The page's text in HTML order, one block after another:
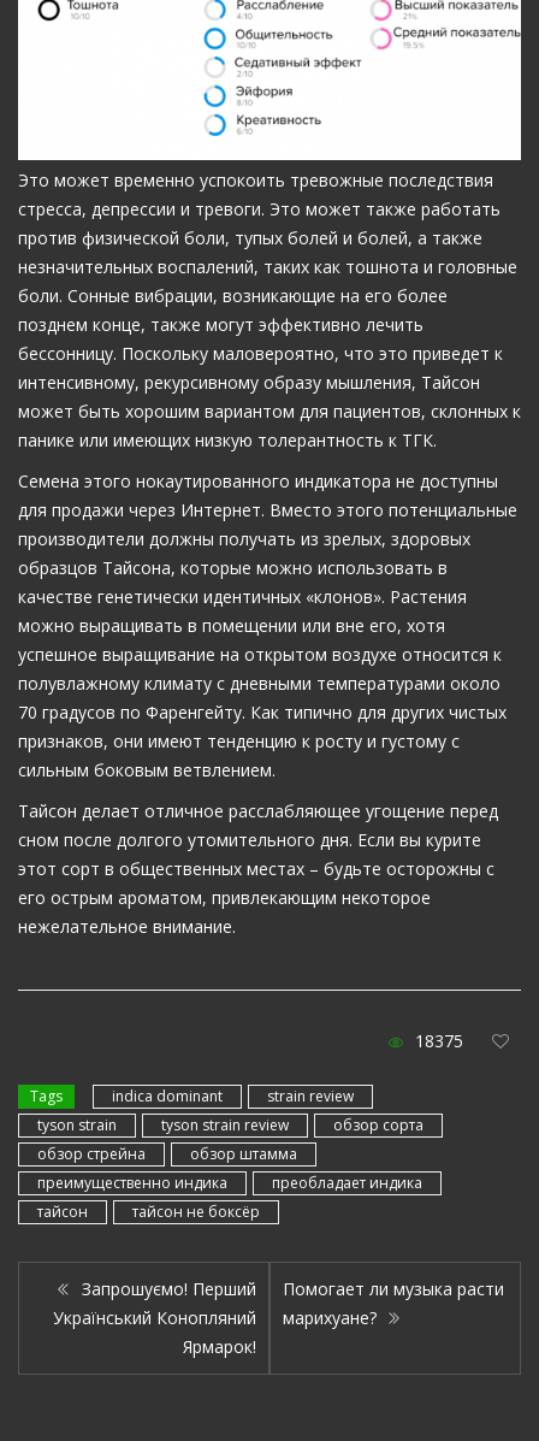
Это может временно успокоить тревожные последствия
стресса, депрессии и тревоги. Это может также работать
против физической боли, тупых болей и болей, а также
незначительных воспалений, таких как тошнота и головные
боли. Сонные вибрации, возникающие на его более
позднем конце, также могут эффективно лечить
бессонницу. Поскольку маловероятно, что это приведет к
интенсивному, рекурсивному образу мышления, Тайсон
может быть хорошим вариантом для пациентов, склонных к
панике или имеющих низкую толерантность к ТГК.
Семена этого нокаутированного индикатора не доступны
для продажи через Интернет. Вместо этого потенциальные
производители должны получать из зрелых, здоровых
образцов Тайсона, которые можно использовать в
качестве генетически идентичных «клонов». Растения
можно выращивать в помещении или вне его, хотя
успешное выращивание на открытом воздухе относится к
полувлажному климату с дневными температурами около
70 градусов по Фаренгейту. Как типично для других чистых
признаков, они имеют тенденцию к росту и густому с
сильным боковым ветвлением.
Тайсон делает отличное расслабляющее угощение перед
сном после долгого утомительного дня. Если вы курите
этот сорт в общественных местах – будьте осторожны с
его острым ароматом, привлекающим некоторое
нежелательное внимание.
18375
Tags indica dominant
strain review
tyson strain
tyson strain review
обзор сорта
обзор стрейна
обзор штамма
преимущественно индика
преобладает индика
тайсон
тайсон не боксёр
Запрошуємо! Перший
Український Конопляний
Ярмарок!
Помогает ли музыка расти
марихуане?